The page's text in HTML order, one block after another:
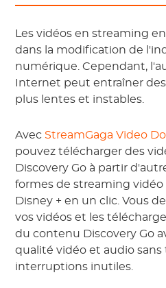
Les vidéos en streaming
dans la modification de
numérique. Cependant,
Internet peut entraîner
plus lentes et instables.
Avec StreamGaga Video
pouvez télécharger des
Discovery Go à partir
formes de streaming
Disney + en un clic. Vous
vos vidéos et les
du contenu Discovery Go
qualité vidéo et audio
interruptions inutiles.